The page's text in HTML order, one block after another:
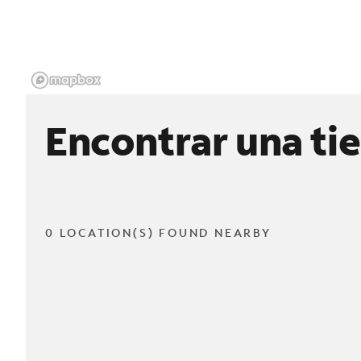
Encontrar una
0 LOCATION(S) FOUND NEARBY